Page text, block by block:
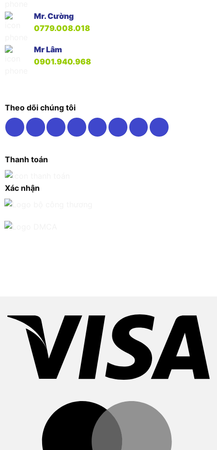
Mr. Cường
0779.008.018
Mr Lâm
0901.940.968
Theo dõi chúng tôi
Thanh toán
Xác nhận